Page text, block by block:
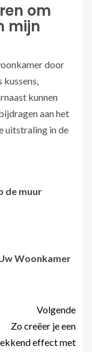
om
mijn
door
kussens,
kunnen
aan het
uitstraling in de
de muur
Woonkamer
Volgende
Zo creëer je een
effect met